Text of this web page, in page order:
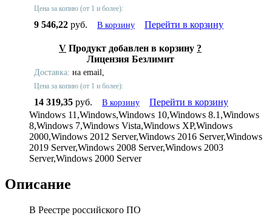
Цена за копию (от 1 и более):
9 546,22 руб. В корзину Перейти в корзину
V Продукт добавлен в корзину ?
Лицензия Безлимит
Доставка: на email,
Цена за копию (от 1 и более):
14 319,35 руб. В корзину
Перейти в корзину
Windows 11,Windows,Windows 10,Windows 8.1,Windows
8,Windows 7,Windows Vista,Windows XP,Windows
2000,Windows 2012 Server,Windows 2016 Server,Windows
2019 Server,Windows 2008 Server,Windows 2003
Server,Windows 2000 Server
Описание
В Реестре российского ПО